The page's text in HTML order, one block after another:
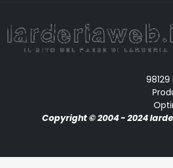
Copyright © 2004 - 2024